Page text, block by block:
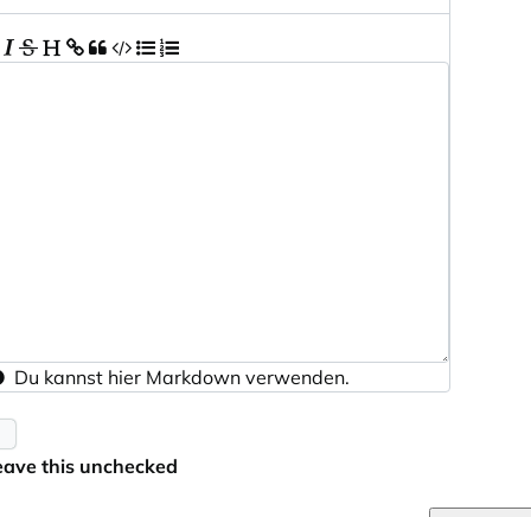
Du kannst hier Markdown verwenden.
this unchecked